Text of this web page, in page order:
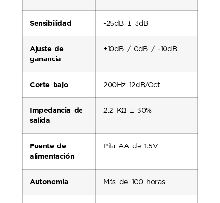
Sensibilidad -25dB ± 3dB
Ajuste de
ganancia
+10dB / 0dB / -10dB
Corte bajo 200Hz 12dB/Oct
Impedancia de
salida
2.2 KΩ ± 30%
Fuente de
alimentación
Pila AA de 1.5V
Autonomía Más de 100 horas